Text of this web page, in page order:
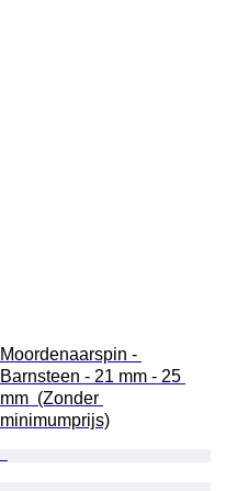
Moordenaarspin -
Barnsteen - 21 mm - 25
mm  (Zonder
minimumprijs)